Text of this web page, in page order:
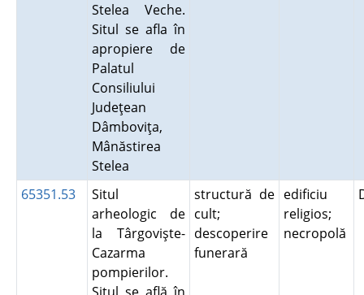
Stelea Veche.
Situl se afla în
apropiere de
Palatul
Consiliului
Judeţean
Dâmboviţa,
Mânăstirea
Stelea
65351.53
Situl
arheologic de
la Târgovişte-
Cazarma
pompierilor.
structură de
cult;
descoperire
funerară
edificiu
religios;
necropolă